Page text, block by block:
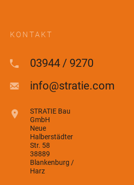
KONTAKT
03944 / 9270
info@stratie.com
STRATIE Bau
GmbH
Neue
Halberstädter
Str. 58
38889
Blankenburg /
Harz